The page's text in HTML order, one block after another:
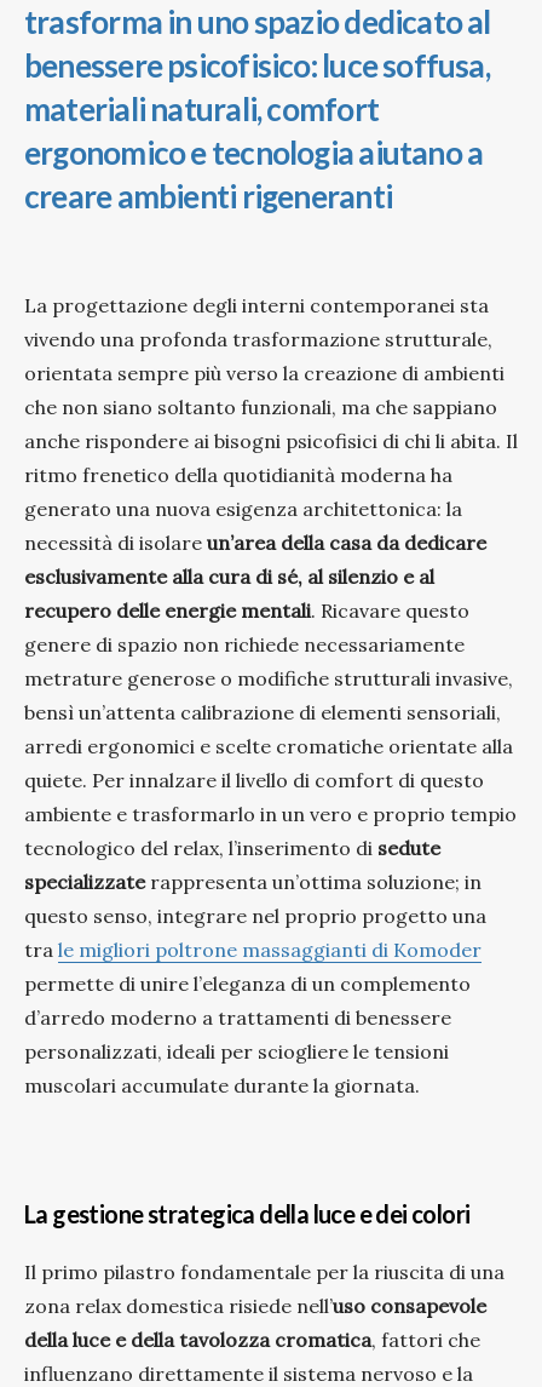
trasforma in uno spazio dedicato al
benessere psicofisico: luce soffusa,
materiali naturali, comfort
ergonomico e tecnologia aiutano a
creare ambienti rigeneranti
La progettazione degli interni contemporanei sta
vivendo una profonda trasformazione strutturale,
orientata sempre più verso la creazione di ambienti
che non siano soltanto funzionali, ma che sappiano
anche rispondere ai bisogni psicofisici di chi li abita. Il
ritmo frenetico della quotidianità moderna ha
generato una nuova esigenza architettonica: la
necessità di isolare un’area della casa da dedicare
esclusivamente alla cura di sé, al silenzio e al
recupero delle energie mentali. Ricavare questo
genere di spazio non richiede necessariamente
metrature generose o modifiche strutturali invasive,
bensì un’attenta calibrazione di elementi sensoriali,
arredi ergonomici e scelte cromatiche orientate alla
quiete. Per innalzare il livello di comfort di questo
ambiente e trasformarlo in un vero e proprio tempio
tecnologico del relax, l’inserimento di sedute
specializzaterappresenta un’ottima soluzione; in
questo senso, integrare nel proprio progetto una
tra le migliori poltrone massaggianti di Komoder
permette di unire l’eleganza di un complemento
d’arredo moderno a trattamenti di benessere
personalizzati, ideali per sciogliere le tensioni
muscolari accumulate durante la giornata.
La gestione strategica della luce e dei colori
Il primo pilastro fondamentale per la riuscita di una
zona relax domestica risiede nell’uso consapevole
della luce e della tavolozza cromatica, fattori che
influenzano direttamente il sistema nervoso e la